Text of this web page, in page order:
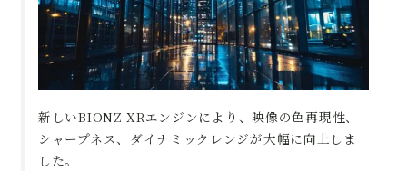
新しいBIONZ XRエンジンにより、映像の色再現性、
シャープネス、ダイナミックレンジが大幅に向上しま
した。